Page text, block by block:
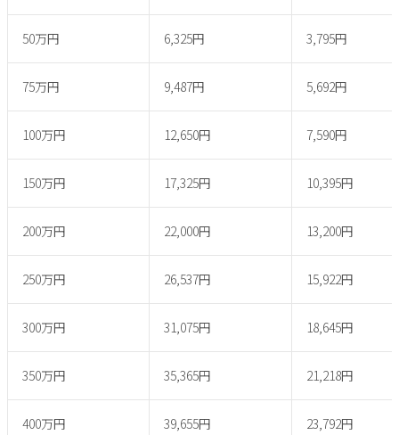
50万円 6,325円 3,795円
75万円 9,487円 5,692円
100万円 12,650円 7,590円
150万円 17,325円 10,395円
200万円 22,000円 13,200円
250万円 26,537円 15,922円
300万円 31,075円 18,645円
350万円 35,365円 21,218円
400万円 39,655円 23,792円